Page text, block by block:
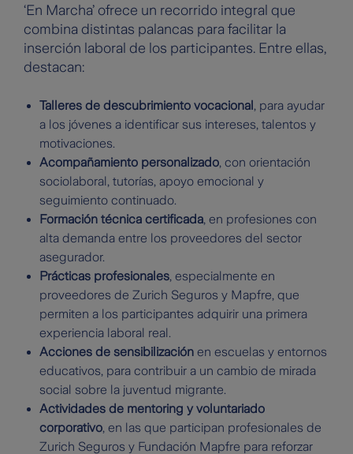
‘En Marcha’ ofrece un recorrido integral que
combina distintas palancas para facilitar la
inserción laboral de los participantes. Entre ellas,
destacan:
Talleres de descubrimiento vocacional , para ayudar
a los jóvenes a identificar sus intereses, talentos y
motivaciones.
Acompañamiento personalizado, con orientación
sociolaboral, tutorías, apoyo emocional y
seguimiento continuado.
Formación técnica certificada, en profesiones con
alta demanda entre los proveedores del sector
asegurador.
Prácticas profesionales, especialmente en
proveedores de Zurich Seguros y Mapfre, que
permiten a los participantes adquirir una primera
experiencia laboral real.
Acciones de sensibilización en escuelas y entornos
educativos, para contribuir a un cambio de mirada
social sobre la juventud migrante.
Actividades de mentoring y voluntariado
corporativo, en las que participan profesionales de
Zurich Seguros y Fundación Mapfre para reforzar